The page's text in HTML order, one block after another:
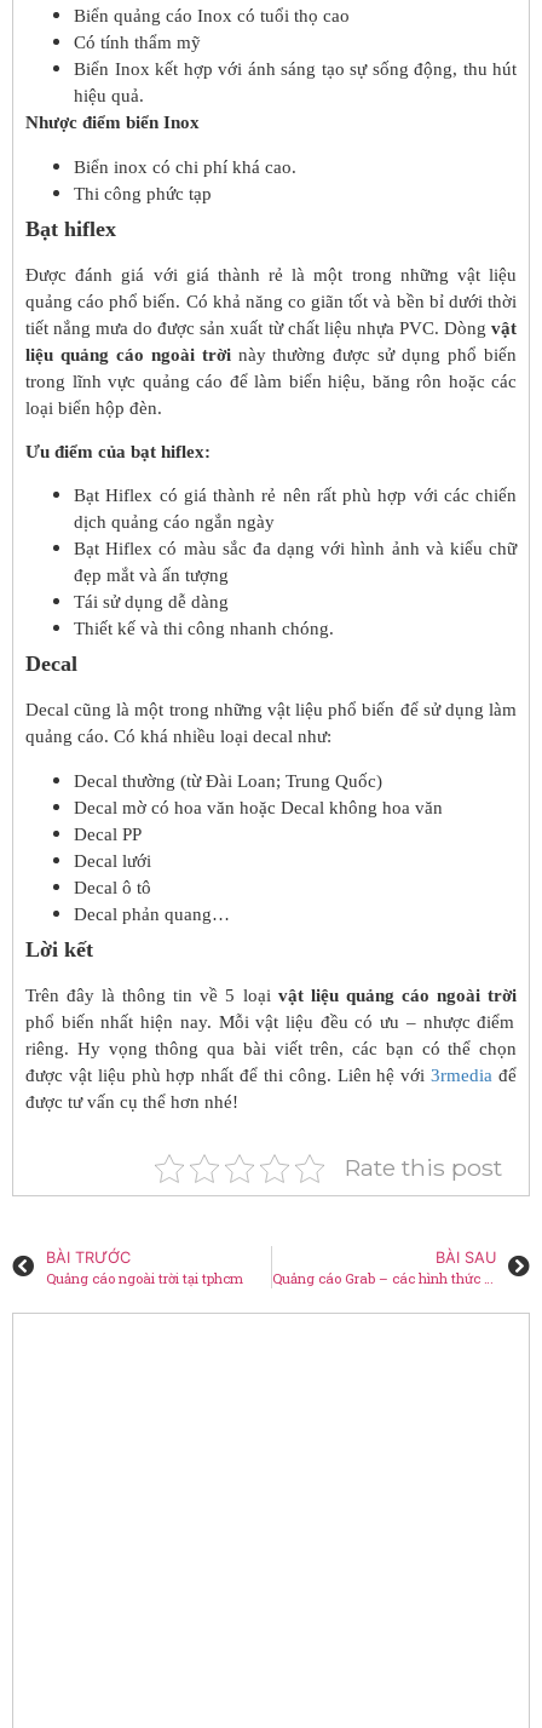
Biển quảng cáo Inox có tuổi thọ cao
Có tính thẩm mỹ
Biển Inox kết hợp với ánh sáng tạo sự sống động, thu hút
hiệu quả.
Nhược điểm biển Inox
Biển inox có chi phí khá cao.
Thi công phức tạp
Bạt hiflex
Được đánh giá với giá thành rẻ là một trong những vật liệu
quảng cáo phổ biến. Có khả năng co giãn tốt và bền bỉ dưới thời
tiết nắng mưa do được sản xuất từ chất liệu nhựa PVC. Dòng vật
liệu quảng cáo ngoài trờinày thường được sử dụng phổ biến
trong lĩnh vực quảng cáo để làm biển hiệu, băng rôn hoặc các
loại biển hộp đèn.
Ưu điểm của bạt hiflex:
Bạt Hiflex có giá thành rẻ nên rất phù hợp với các chiến
dịch quảng cáo ngắn ngày
Bạt Hiflex có màu sắc đa dạng với hình ảnh và kiểu chữ
đẹp mắt và ấn tượng
Tái sử dụng dễ dàng
Thiết kế và thi công nhanh chóng.
Decal
Decal cũng là một trong những vật liệu phổ biến để sử dụng làm
quảng cáo. Có khá nhiều loại decal như:
Decal thường (từ Đài Loan; Trung Quốc)
Decal mờ có hoa văn hoặc Decal không hoa văn
Decal PP
Decal lưới
Decal ô tô
Decal phản quang…
Lời kết
Trên đây là thông tin về 5 loại ​​ vật liệu quảng cáo ngoài trời
phổ biến nhất hiện nay. Mỗi vật liệu đều có ưu – nhược điểm
riêng. Hy vọng thông qua bài viết trên, các bạn có thể chọn
được vật liệu phù hợp nhất để thi công. Liên hệ với3rmedia để
được tư vấn cụ thể hơn nhé!
Rate this post
BÀI TRƯỚC
Quảng cáo ngoài trời tại tphcm
BÀI SAU